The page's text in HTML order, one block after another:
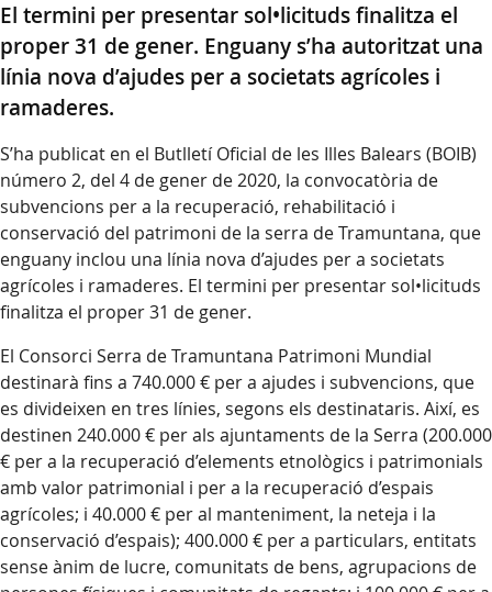
El termini per presentar sol•licituds finalitza el
proper 31 de gener. Enguany s’ha autoritzat una
línia nova d’ajudes per a societats agrícoles i
ramaderes.
S’ha publicat en el Butlletí Oficial de les Illes Balears (BOIB)
número 2, del 4 de gener de 2020, la convocatòria de
subvencions per a la recuperació, rehabilitació i
conservació del patrimoni de la serra de Tramuntana, que
enguany inclou una línia nova d’ajudes per a societats
agrícoles i ramaderes. El termini per presentar sol•licituds
finalitza el proper 31 de gener.
El Consorci Serra de Tramuntana Patrimoni Mundial
destinarà fins a 740.000 € per a ajudes i subvencions, que
es divideixen en tres línies, segons els destinataris. Així, es
destinen 240.000 € per als ajuntaments de la Serra (200.000
€ per a la recuperació d’elements etnològics i patrimonials
amb valor patrimonial i per a la recuperació d’espais
agrícoles; i 40.000 € per al manteniment, la neteja i la
conservació d’espais); 400.000 € per a particulars, entitats
sense ànim de lucre, comunitats de bens, agrupacions de